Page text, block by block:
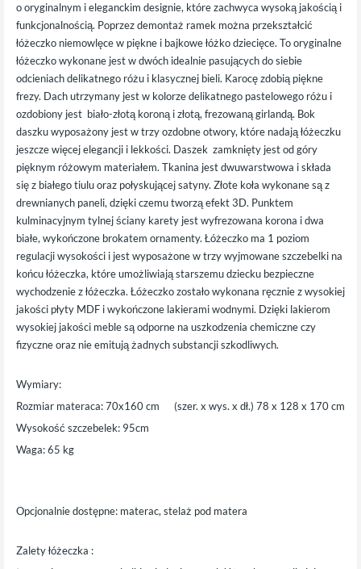
o oryginalnym i eleganckim designie, które zachwyca wysoką jakością i
funkcjonalnością. Poprzez demontaż ramek można przekształcić
łóżeczko niemowlęce w piękne i bajkowe łóżko dziecięce. To oryginalne
łóżeczko wykonane jest w dwóch idealnie pasujących do siebie
odcieniach delikatnego różu i klasycznej bieli. Karocę zdobią piękne
frezy. Dach utrzymany jest w kolorze delikatnego pastelowego różu i
ozdobiony jest biało-złotą koroną i złotą, frezowaną girlandą. Bok
daszku wyposażony jest w trzy ozdobne otwory, które nadają łóżeczku
jeszcze więcej elegancji i lekkości. Daszek zamknięty jest od góry
pięknym różowym materiałem. Tkanina jest dwuwarstwowa i składa
się z białego tiulu oraz połyskującej satyny. Złote koła wykonane są z
drewnianych paneli, dzięki czemu tworzą efekt 3D. Punktem
kulminacyjnym tylnej ściany karety jest wyfrezowana korona i dwa
białe, wykończone brokatem ornamenty. Łóżeczko ma 1 poziom
regulacji wysokości i jest wyposażone w trzy wyjmowane szczebelki na
końcu łóżeczka, które umożliwiają starszemu dziecku bezpieczne
wychodzenie z łóżeczka. Łóżeczko zostało wykonana ręcznie z wysokiej
jakości płyty MDF i wykończone lakierami wodnymi. Dzięki lakierom
wysokiej jakości meble są odporne na uszkodzenia chemiczne czy
fizyczne oraz nie emitują żadnych substancji szkodliwych.
Wymiary:
Rozmiar materaca: 70x160 cm (szer. x wys. x dł.) 78 x 128 x 170 cm
Wysokość szczebelek: 95cm
Waga: 65 kg
Opcjonalnie dostępne: materac, stelaż pod matera
Zalety łóżeczka :